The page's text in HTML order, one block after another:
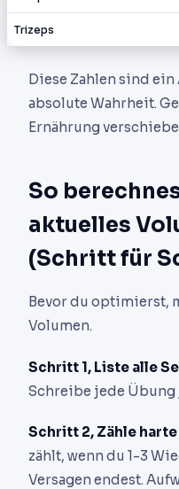
Trizeps
Diese Zahlen sind
absolute Wahrheit.
Ernährung
So
aktuelles
(Schritt für
Bevor du optimierst,
Volumen.
Schritt 1, Liste alle
Schreibe jede Übung
Schritt 2, Zähle
zählt, wenn du 1-3
Versagen endest.